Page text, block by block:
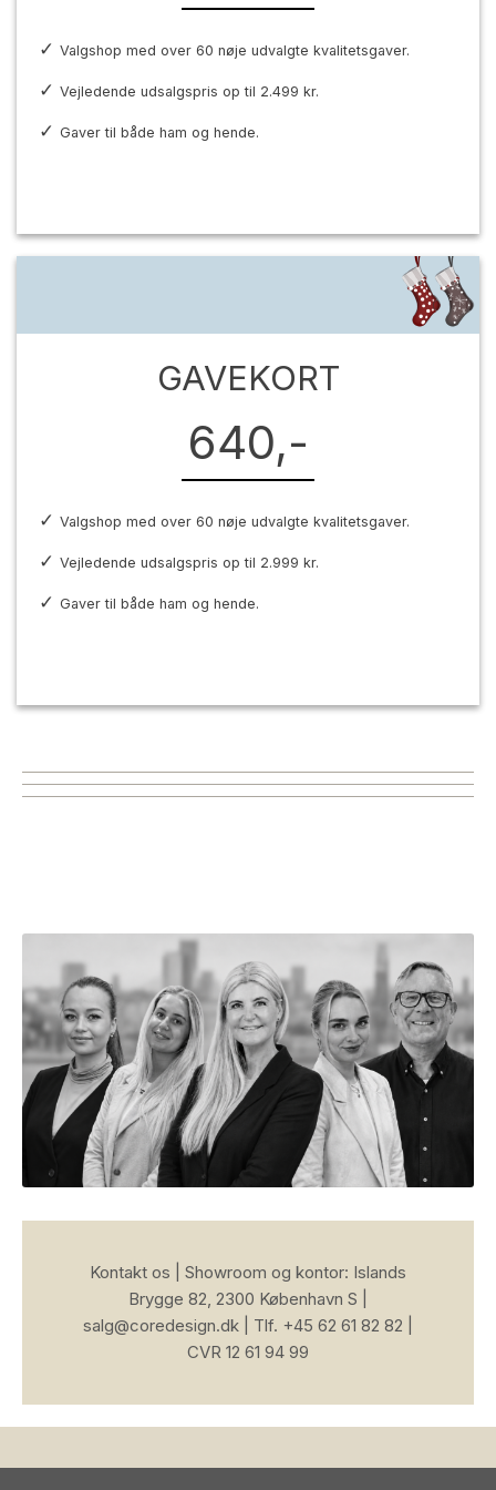
Valgshop med over 60 nøje udvalgte kvalitetsgaver.
Vejledende udsalgspris op til 2.499 kr.
Gaver til både ham og hende.
GAVEKORT
640,-
Valgshop med over 60 nøje udvalgte kvalitetsgaver.
Vejledende udsalgspris op til 2.999 kr.
Gaver til både ham og hende.